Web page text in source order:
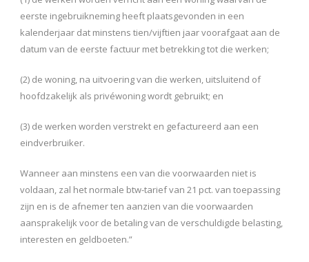
eerste ingebruikneming heeft plaatsgevonden in een
kalenderjaar dat minstens tien/vijftien jaar voorafgaat aan de
datum van de eerste factuur met betrekking tot die werken;
(2) de woning, na uitvoering van die werken, uitsluitend of
hoofdzakelijk als privéwoning wordt gebruikt; en
(3) de werken worden verstrekt en gefactureerd aan een
eindverbruiker.
Wanneer aan minstens een van die voorwaarden niet is
voldaan, zal het normale btw-tarief van 21 pct. van toepassing
zijn en is de afnemer ten aanzien van die voorwaarden
aansprakelijk voor de betaling van de verschuldigde belasting,
interesten en geldboeten.”